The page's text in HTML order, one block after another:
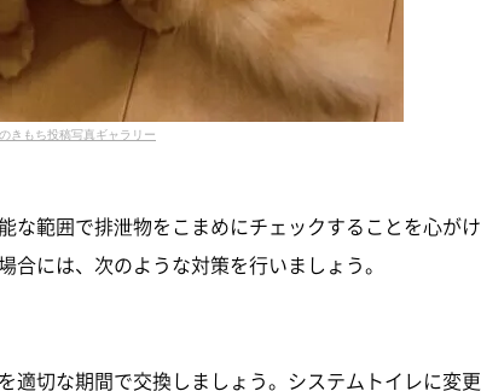
きもち投稿写真ギャラリー
な範囲で排泄物をこまめにチェックすることを心が
には、次のような対策を行いましょう。
適切な期間で交換しましょう。システムトイレに変